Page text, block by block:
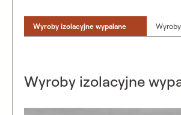
Wyroby izolacyjne wypalane
Wyroby izolacyjne